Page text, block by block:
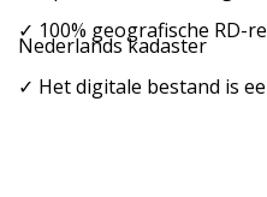
✓ 100% geografische RD-
Nederlands kadaster
✓ Het digitale bestand is